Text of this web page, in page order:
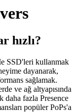
hızlı?
SSD'leri kullanmak
dayanarak,
sağlamak.
ve ağ altyapısında
daha fazla Presence
popüler PoPs'a